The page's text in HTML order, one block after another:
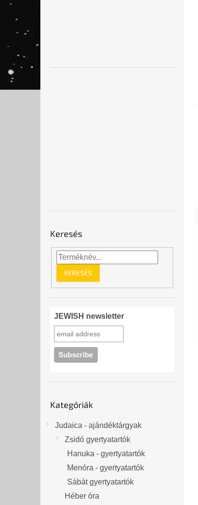
Keresés
KERESÉS
JEWISH newsletter
átugrása
Kategóriák
Judaica - ajándéktárgyak
Zsidó gyertyatartók
Hanuka - gyertyatartók
Menóra - gyertyatartók
Sábát gyertyatartók
Héber óra